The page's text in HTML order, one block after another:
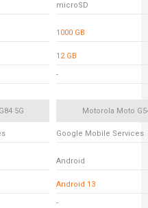
microSD
1000 GB
12 GB
-
5G Motorola Moto
Google Mobile Services
Android
Android 13
-